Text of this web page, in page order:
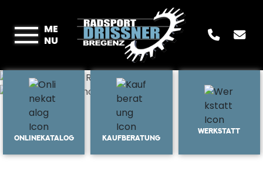
ME
NU
ONLINEKATALOG KAUFBERATUNG
WERKSTATT